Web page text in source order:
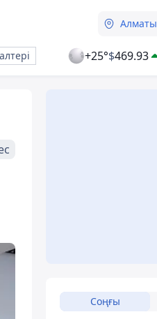
Алматы
+25°$469.93
Соңғы